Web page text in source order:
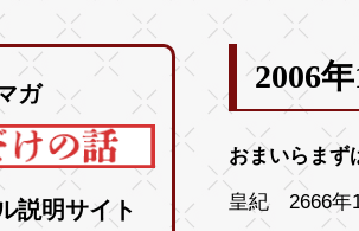
ガ
説明サイト
2006
おまいらまず
皇紀 2666年